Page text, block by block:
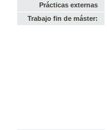
Prácticas externas
Trabajo fin de máster: